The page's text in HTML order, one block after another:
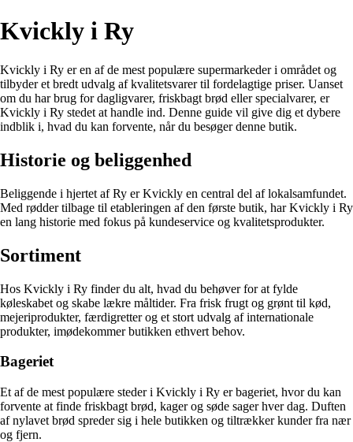
Kvickly i Ry
Kvickly i Ry er en af de mest populære supermarkeder i området og
tilbyder et bredt udvalg af kvalitetsvarer til fordelagtige priser. Uanset
om du har brug for dagligvarer, friskbagt brød eller specialvarer, er
Kvickly i Ry stedet at handle ind. Denne guide vil give dig et dybere
indblik i, hvad du kan forvente, når du besøger denne butik.
Historie og beliggenhed
Beliggende i hjertet af Ry er Kvickly en central del af lokalsamfundet.
Med rødder tilbage til etableringen af den første butik, har Kvickly i Ry
en lang historie med fokus på kundeservice og kvalitetsprodukter.
Sortiment
Hos Kvickly i Ry finder du alt, hvad du behøver for at fylde
køleskabet og skabe lækre måltider. Fra frisk frugt og grønt til kød,
mejeriprodukter, færdigretter og et stort udvalg af internationale
produkter, imødekommer butikken ethvert behov.
Bageriet
Et af de mest populære steder i Kvickly i Ry er bageriet, hvor du kan
forvente at finde friskbagt brød, kager og søde sager hver dag. Duften
af nylavet brød spreder sig i hele butikken og tiltrækker kunder fra nær
og fjern.